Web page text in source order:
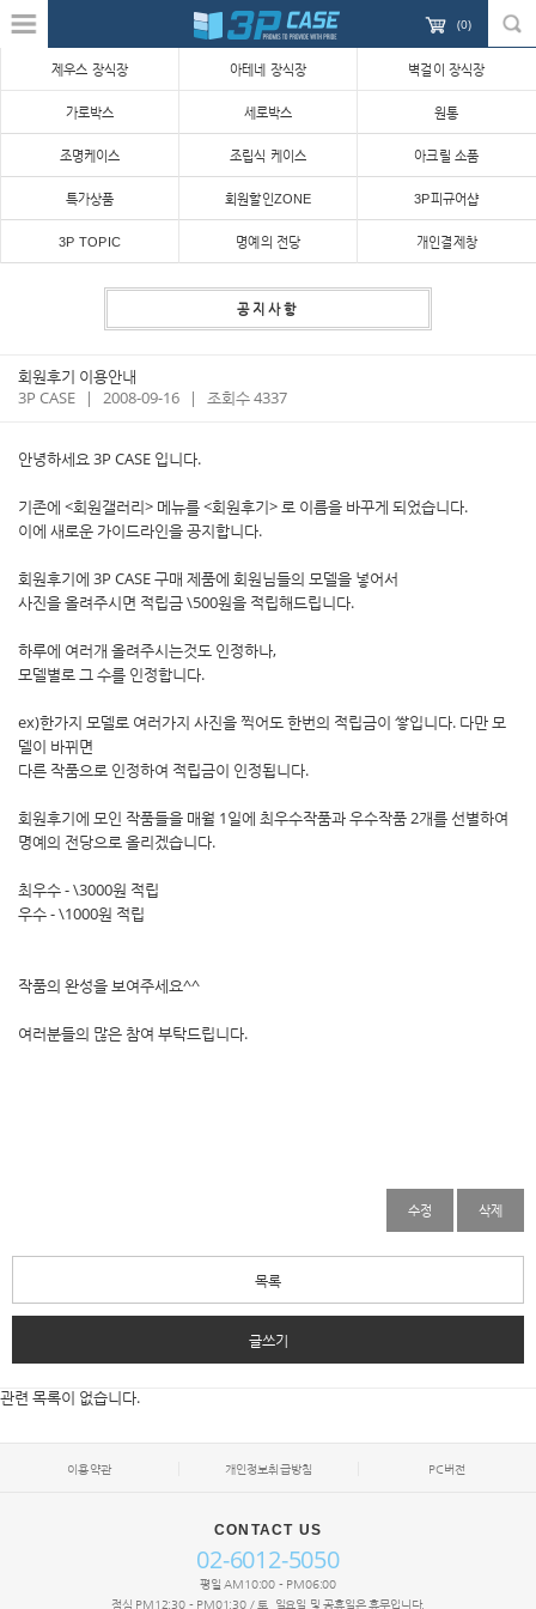
(0)
제우스 장식장 아테네 장식장 벽걸이 장식장
가로박스 세로박스 원통
조명케이스 조립식 케이스 아크릴 소품
특가상품 회원할인ZONE 3P피규어샵
3P TOPIC 명예의 전당 개인결제창
공지사항
회원후기 이용안내
3P CASE
| 2008-09-16 | 조회수 4337
안녕하세요 3P CASE 입니다.
기존에 <회원갤러리> 메뉴를 <회원후기> 로 이름을 바꾸게 되었습니다.
이에 새로운 가이드라인을 공지합니다.
회원후기에 3P CASE 구매 제품에 회원님들의 모델을 넣어서
사진을 올려주시면 적립금 \500원을 적립해드립니다.
하루에 여러개 올려주시는것도 인정하나,
모델별로 그 수를 인정합니다.
ex)한가지 모델로 여러가지 사진을 찍어도 한번의 적립금이 쌓입니다. 다만 모
델이 바뀌면
다른 작품으로 인정하여 적립금이 인정됩니다.
회원후기에 모인 작품들을 매월 1일에 최우수작품과 우수작품 2개를 선별하여
명예의 전당으로 올리겠습니다.
최우수 - \3000원 적립
우수 - \1000원 적립
작품의 완성을 보여주세요^^
여러분들의 많은 참여 부탁드립니다.
수정 삭제
목록
글쓰기
관련 목록이 없습니다.
이용약관 개인정보취급방침 PC버전
CONTACT US
02-6012-5050
평일 AM10:00 - PM06:00
점심 PM12:30 - PM01:30 / 토, 일요일 및 공휴일은 휴무입니다.